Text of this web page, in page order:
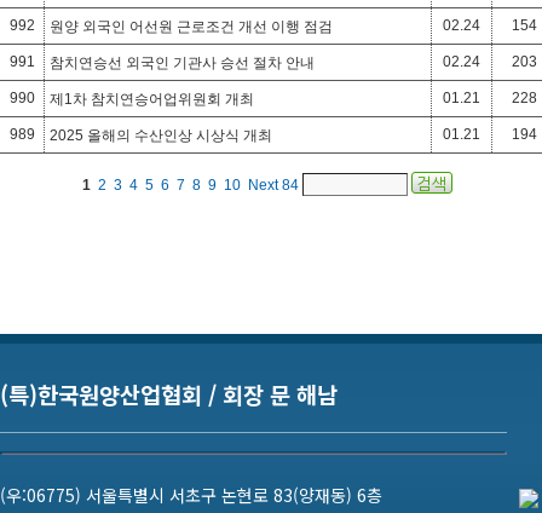
992 원양 외국인 어선원 근로조건 개선 이행 점검 02.24 154
991 참치연승선 외국인 기관사 승선 절차 안내 02.24 203
990 제1차 참치연승어업위원회 개최 01.21 228
989 2025 올해의 수산인상 시상식 개최 01.21 194
1 2 3 4 5 6 7 8 9 10 Next 84
(특)한국원양산업협회 / 회장 문 해남
(우:06775) 서울특별시 서초구 논현로 83(양재동) 6층